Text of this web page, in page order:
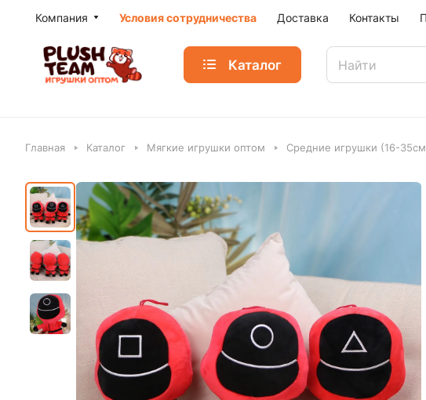
Компания Условия сотрудничества Доставка Контакты
Каталог
Главная Каталог Мягкие игрушки оптом Средние игрушки (16-